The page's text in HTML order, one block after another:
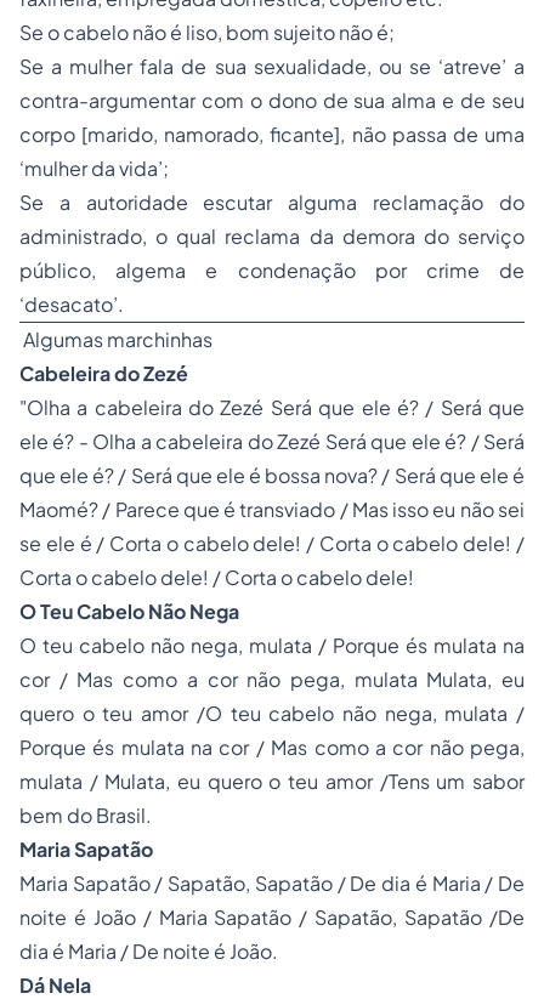
Se o cabelo não é liso, bom sujeito não é;
Se a mulher fala de sua sexualidade, ou se ‘atreve’ a
contra-argumentar com o dono de sua alma e de seu
corpo [marido, namorado, ficante], não passa de uma
‘mulher da vida’;
Se a autoridade escutar alguma reclamação do
administrado, o qual reclama da demora do serviço
público, algema e condenação por crime de
‘desacato’.
Algumas marchinhas
Cabeleira do Zezé
"Olha a cabeleira do Zezé Será que ele é? / Será que
ele é? - Olha a cabeleira do Zezé Será que ele é? / Será
que ele é? / Será que ele é bossa nova? / Será que ele é
Maomé? / Parece que é transviado / Mas isso eu não sei
se ele é / Corta o cabelo dele! / Corta o cabelo dele! /
Corta o cabelo dele! / Corta o cabelo dele!
O Teu Cabelo Não Nega
O teu cabelo não nega, mulata / Porque és mulata na
cor / Mas como a cor não pega, mulata Mulata, eu
quero o teu amor /O teu cabelo não nega, mulata /
Porque és mulata na cor / Mas como a cor não pega,
mulata / Mulata, eu quero o teu amor /Tens um sabor
bem do Brasil.
Maria Sapatão
Maria Sapatão / Sapatão, Sapatão / De dia é Maria / De
noite é João / Maria Sapatão / Sapatão, Sapatão /De
dia é Maria / De noite é João.
Dá Nela